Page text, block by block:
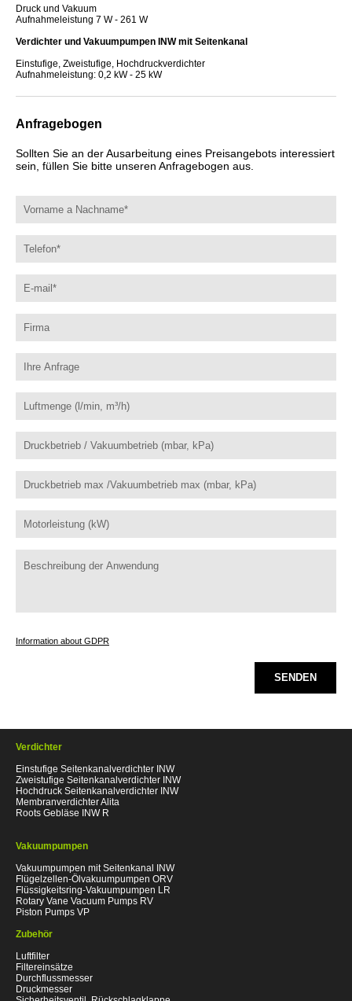
Druck und Vakuum
Aufnahmeleistung 7 W - 261 W
Verdichter und Vakuumpumpen INW mit Seitenkanal
Einstufige, Zweistufige, Hochdruckverdichter
Aufnahmeleistung: 0,2 kW - 25 kW
Anfragebogen
Sollten Sie an der Ausarbeitung eines Preisangebots interessiert
sein, füllen Sie bitte unseren Anfragebogen aus.
Information about GDPR
SENDEN
Verdichter
Einstufige Seitenkanalverdichter INW
Zweistufige Seitenkanalverdichter INW
Hochdruck Seitenkanalverdichter INW
Membranverdichter Alita
Roots Gebläse INW R
Vakuumpumpen
Vakuumpumpen mit Seitenkanal INW
Flügelzellen-Ölvakuumpumpen ORV
Flüssigkeitsring-Vakuumpumpen LR
Rotary Vane Vacuum Pumps RV
Piston Pumps VP
Zubehör
Luftfilter
Filtereinsätze
Durchflussmesser
Druckmesser